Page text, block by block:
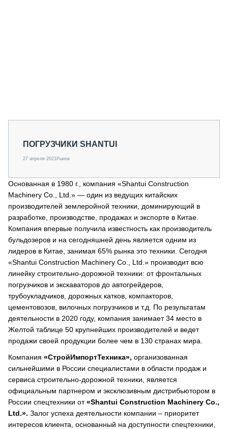
ПОГРУЗЧИКИ SHANTUI
27 апреля 2021Рынок
Основанная в 1980 г., компания «Shantui Construction
Machinery Co., Ltd.» — один из ведущих китайских
производителей землеройной техники, доминирующий в
разработке, производстве, продажах и экспорте в Китае.
Компания впервые получила известность как производитель
бульдозеров и на сегодняшней день является одним из
лидеров в Китае, занимая 65% рынка это техники. Сегодня
«Shantui Construction Machinery Co., Ltd.» производит всю
линейку строительно-дорожной техники: от фронтальных
погрузчиков и экскаваторов до автогрейдеров,
трубоукладчиков, дорожных катков, компакторов,
цементовозов, вилочных погрузчиков и т.д. По результатам
деятельности в 2020 году, компания занимает 34 место в
Желтой таблице 50 крупнейших производителей и ведет
продажи своей продукции более чем в 130 странах мира.
Компания «СтройИмпортТехника», организованная
сильнейшими в России специалистами в области продаж и
сервиса строительно-дорожной техники, является
официальным партнером и эксклюзивным дистрибьютором в
России спецтехники от«Shantui Construction Machinery Co.,
Ltd.». Залог успеха деятельности компании – приоритет
интересов клиента, основанный на доступности спецтехники,